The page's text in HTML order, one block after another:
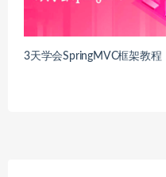
3天学会SpringMVC框架教程